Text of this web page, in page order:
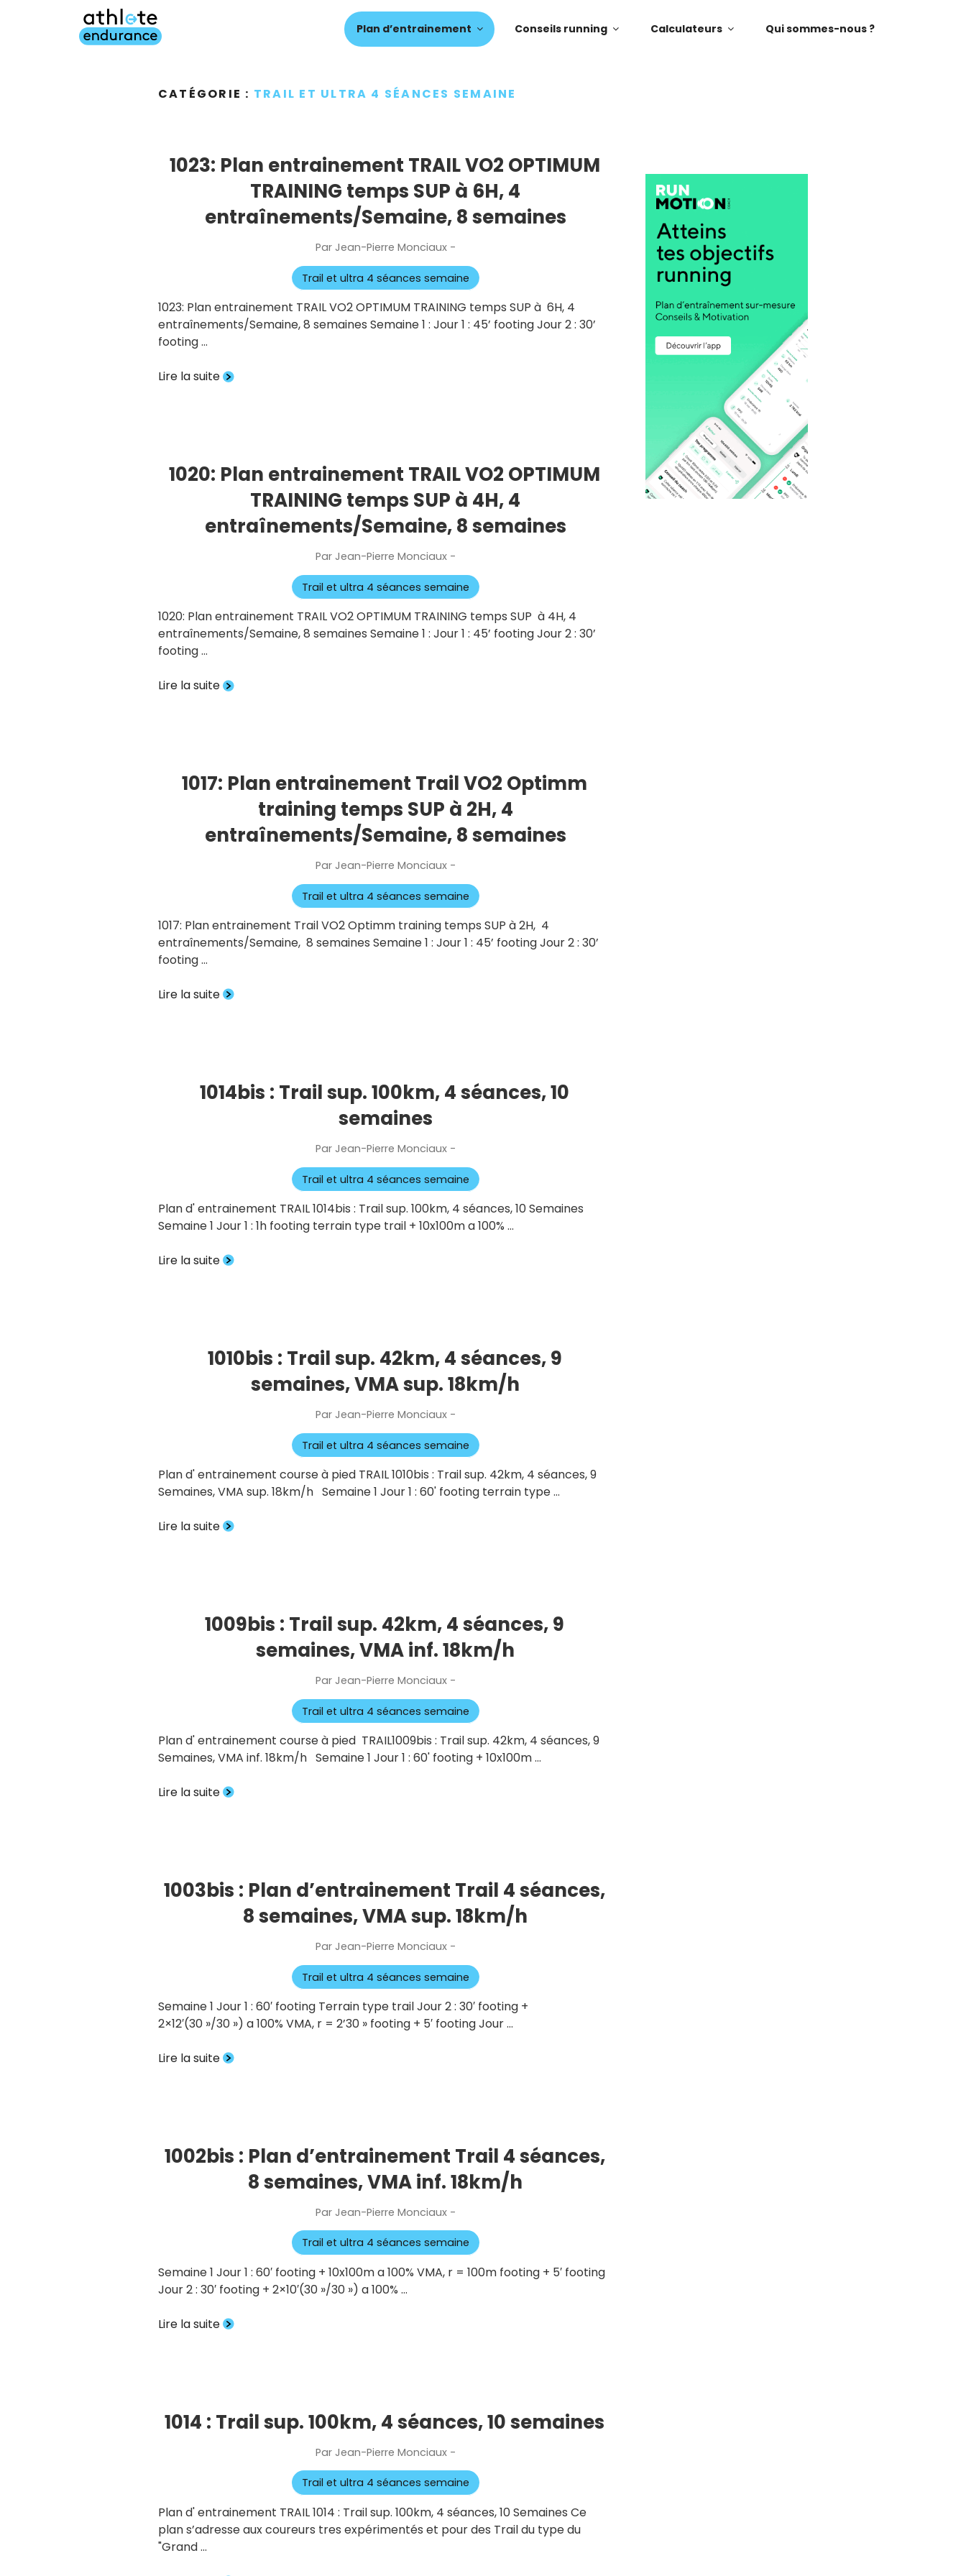
Plan d’entrainement Conseils running Calculateurs Qui sommes-nous ?
CATÉGORIE : TRAIL ET ULTRA 4 SÉANCES SEMAINE
1023: Plan entrainement TRAIL VO2 OPTIMUM
TRAINING temps SUP à 6H, 4
entraînements/Semaine, 8 semaines
Par Jean-Pierre Monciaux-
le
Trail et ultra 4 séances semaine
1023: Plan entrainement TRAIL VO2 OPTIMUM TRAINING temps SUP à 6H, 4
entraînements/Semaine, 8 semaines Semaine 1 : Jour 1 : 45’ footing Jour 2 : 30’
footing …
Lire la suite
1020: Plan entrainement TRAIL VO2 OPTIMUM
TRAINING temps SUP à 4H, 4
entraînements/Semaine, 8 semaines
Par Jean-Pierre Monciaux-
le
Trail et ultra 4 séances semaine
1020: Plan entrainement TRAIL VO2 OPTIMUM TRAINING temps SUP à 4H, 4
entraînements/Semaine, 8 semaines Semaine 1 : Jour 1 : 45’ footing Jour 2 : 30’
footing …
Lire la suite
1017: Plan entrainement Trail VO2 Optimm
training temps SUP à 2H, 4
entraînements/Semaine, 8 semaines
Par Jean-Pierre Monciaux-
le
Trail et ultra 4 séances semaine
1017: Plan entrainement Trail VO2 Optimm training temps SUP à 2H, 4
entraînements/Semaine, 8 semaines Semaine 1 : Jour 1 : 45’ footing Jour 2 : 30’
footing …
Lire la suite
1014bis : Trail sup. 100km, 4 séances, 10
semaines
Par Jean-Pierre Monciaux-
le
Trail et ultra 4 séances semaine
Plan d' entrainement TRAIL 1014bis : Trail sup. 100km, 4 séances, 10 Semaines
Semaine 1 Jour 1 : 1h footing terrain type trail + 10x100m a 100% …
Lire la suite
1010bis : Trail sup. 42km, 4 séances, 9
semaines, VMA sup. 18km/h
Par Jean-Pierre Monciaux-
le
Trail et ultra 4 séances semaine
Plan d' entrainement course à pied TRAIL 1010bis : Trail sup. 42km, 4 séances, 9
Semaines, VMA sup. 18km/h Semaine 1 Jour 1 : 60' footing terrain type …
Lire la suite
1009bis : Trail sup. 42km, 4 séances, 9
semaines, VMA inf. 18km/h
Par Jean-Pierre Monciaux-
le
Trail et ultra 4 séances semaine
Plan d' entrainement course à pied TRAIL1009bis : Trail sup. 42km, 4 séances, 9
Semaines, VMA inf. 18km/h Semaine 1 Jour 1 : 60' footing + 10x100m …
Lire la suite
1003bis : Plan d’entrainement Trail 4 séances,
8 semaines, VMA sup. 18km/h
Par Jean-Pierre Monciaux-
le
Trail et ultra 4 séances semaine
Semaine 1 Jour 1 : 60′ footing Terrain type trail Jour 2 : 30′ footing +
2×12′(30 »/30 ») a 100% VMA, r = 2’30 » footing + 5′ footing Jour …
Lire la suite
1002bis : Plan d’entrainement Trail 4 séances,
8 semaines, VMA inf. 18km/h
Par Jean-Pierre Monciaux-
le
Trail et ultra 4 séances semaine
Semaine 1 Jour 1 : 60′ footing + 10x100m a 100% VMA, r = 100m footing + 5′ footing
Jour 2 : 30′ footing + 2×10′(30 »/30 ») a 100% …
Lire la suite
1014 : Trail sup. 100km, 4 séances, 10 semaines
Par Jean-Pierre Monciaux-
le
Trail et ultra 4 séances semaine
Plan d' entrainement TRAIL 1014 : Trail sup. 100km, 4 séances, 10 Semaines Ce
plan s’adresse aux coureurs tres expérimentés et pour des Trail du type du
"Grand …